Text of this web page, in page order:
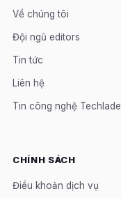
Về chúng tôi
Đội ngũ editors
Tin tức
Liên hệ
Tin công nghệ Techlade
CHÍNH SÁCH
Điều khoản dịch vụ